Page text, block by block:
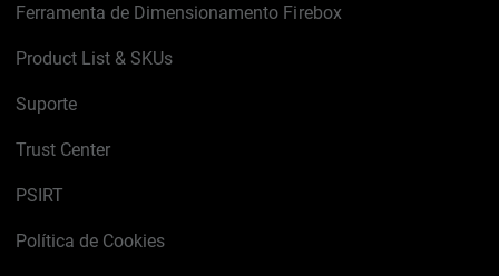
Ferramenta de Dimensionamento Firebox
Product List & SKUs
Suporte
Trust Center
PSIRT
Política de Cookies